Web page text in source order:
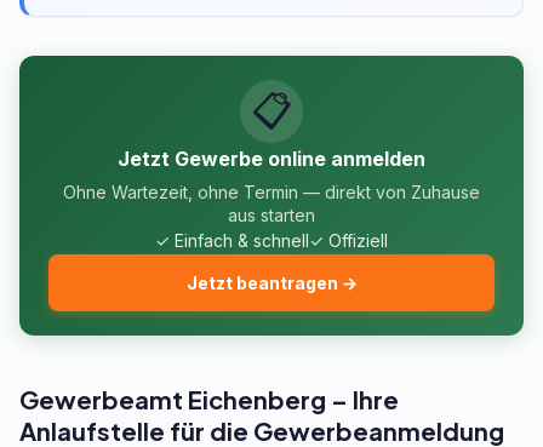
📋
Jetzt Gewerbe online anmelden
Ohne Wartezeit, ohne Termin — direkt von Zuhause
aus starten
✓ Einfach & schnell✓ Offiziell
Jetzt beantragen →
Gewerbeamt Eichenberg – Ihre
Anlaufstelle für die Gewerbeanmeldung